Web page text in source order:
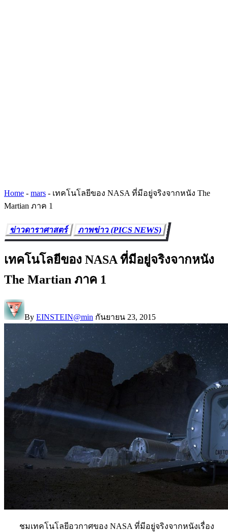
Home - mars - เทคโนโลยีของ NASA ที่มีอยู่จริงจากหนัง The
Martian ภาค 1
ข่าวดาราศาสตร์ ภาพข่าว (PICS NEWS)
เทคโนโลยีของ NASA ที่มีอยู่จริงจากหนัง
The Martian ภาค 1
By EINSTEIN@min กันยายน 23, 2015
ชมเทคโนโลยีอวกาศของ NASA ที่มีอยู่จริงจากหนังเรื่อง